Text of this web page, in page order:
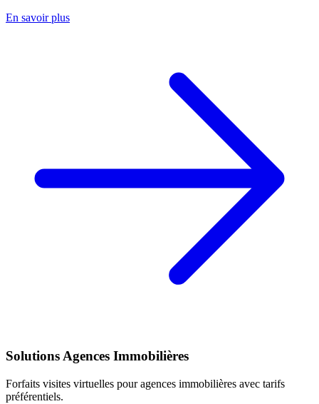
En savoir plus
Solutions Agences Immobilières
Forfaits visites virtuelles pour agences immobilières avec tarifs
préférentiels.